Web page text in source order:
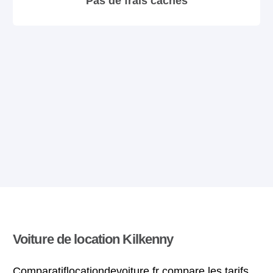
Voiture de location Kilkenny